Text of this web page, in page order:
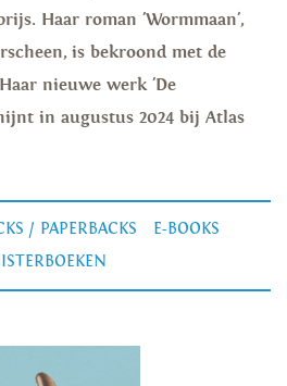
Haar roman 'Wormmaan',
is bekroond met de
nieuwe werk 'De
in augustus 2024 bij Atlas
/ PAPERBACKS
E-BOOKS